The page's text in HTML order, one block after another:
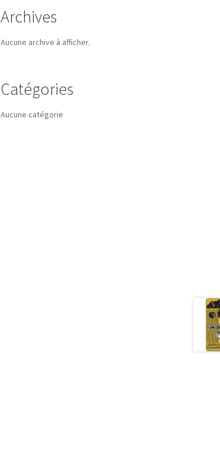
Archives
Aucune archive à afficher.
Catégories
Aucune catégorie